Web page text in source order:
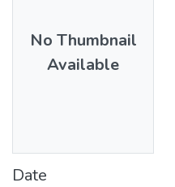
No Thumbnail
Available
Date